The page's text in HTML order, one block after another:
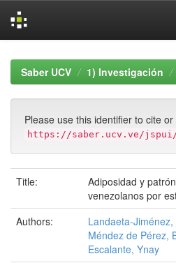
navigationSaber UCV 1) Investigación
Please use this identifier to cite
https://saber.ucv.ve/jspui/
Title:
Adiposidad y
venezolanos por
Authors:
Landaeta-
Méndez de Pérez,
Escalante, Ynay